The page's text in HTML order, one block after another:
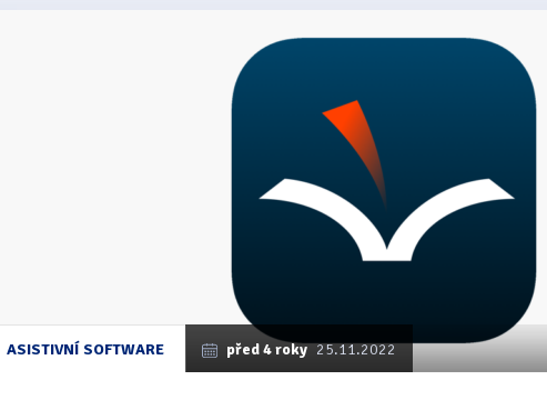
ASISTIVNÍ SOFTWARE před 4 roky 25.11.2022